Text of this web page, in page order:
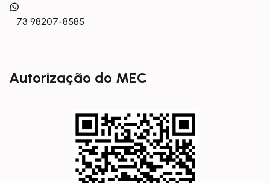
73 98207-8585
Autorização do MEC